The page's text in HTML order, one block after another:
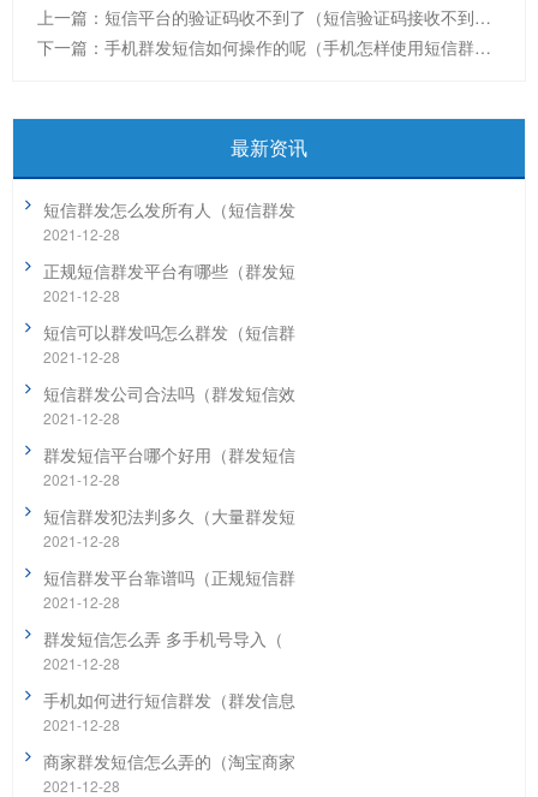
上一篇： 短信平台的验证码收不到了（短信验证码接收不到是怎么回事）
下一篇： 手机群发短信如何操作的呢（手机怎样使用短信群发功能）
最新资讯
短信群发怎么发所有人（短信群发
2021-12-28
正规短信群发平台有哪些（群发短
2021-12-28
短信可以群发吗怎么群发（短信群
2021-12-28
短信群发公司合法吗（群发短信效
2021-12-28
群发短信平台哪个好用（群发短信
2021-12-28
短信群发犯法判多久（大量群发短
2021-12-28
短信群发平台靠谱吗（正规短信群
2021-12-28
群发短信怎么弄 多手机号导入（
2021-12-28
手机如何进行短信群发（群发信息
2021-12-28
商家群发短信怎么弄的（淘宝商家
2021-12-28